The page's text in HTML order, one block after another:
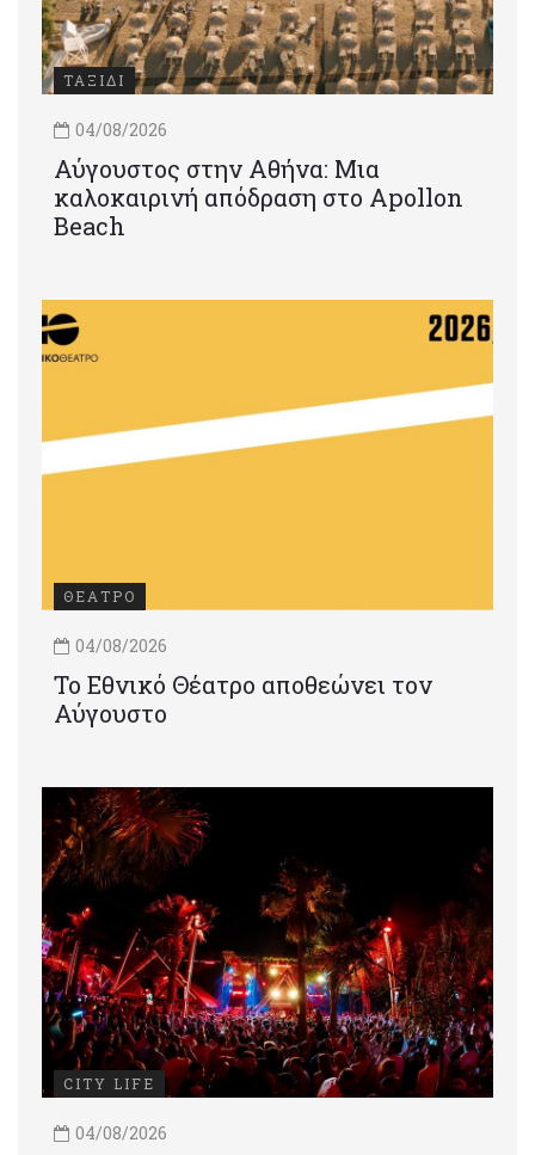
ΤΑΞΙΔΙ
04/08/2026
Αύγουστος στην Αθήνα: Μια
καλοκαιρινή απόδραση στο Apollon
Beach
ΘΕΑΤΡΟ
04/08/2026
Το Εθνικό Θέατρο αποθεώνει τον
Αύγουστο
CITY LIFE
04/08/2026